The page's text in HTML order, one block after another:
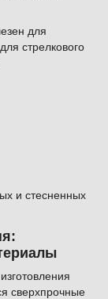
для
стрелкового
и стесненных
сверхпрочные